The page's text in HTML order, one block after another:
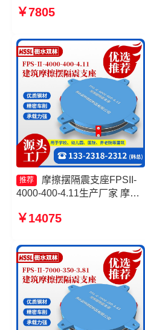
家 建筑摩擦摆隔震支座(FPS)
5000-300-3.48源头工厂
￥7805
推荐
摩擦摆隔震支座FPSII-
4000-400-4.11生产厂家 摩擦
支座FPSII-4000-300-3.48 摩
400-4.11源头工厂
￥14075